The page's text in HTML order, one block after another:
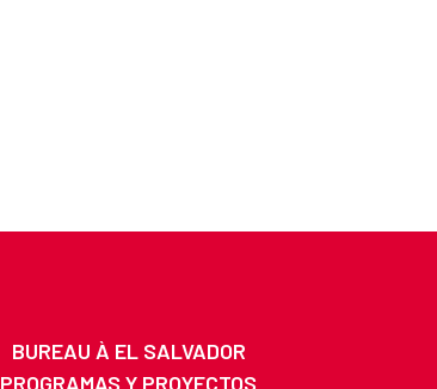
BUREAU À EL SALVADOR
PROGRAMAS Y PROYECTOS